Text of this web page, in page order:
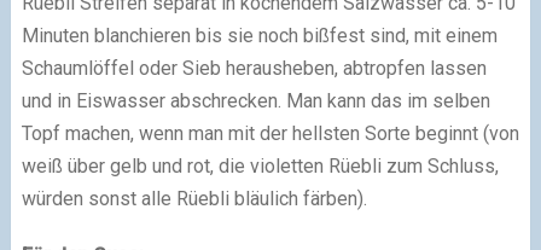
Minuten blanchieren bis sie noch bißfest sind, mit einem
Schaumlöffel oder Sieb herausheben, abtropfen lassen
und in Eiswasser abschrecken. Man kann das im selben
Topf machen, wenn man mit der hellsten Sorte beginnt (von
weiß über gelb und rot, die violetten Rüebli zum Schluss,
würden sonst alle Rüebli bläulich färben).